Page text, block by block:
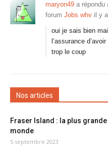
maryon49 a répondu
forum Jobs whv il y
oui je sais bien
l’assurance
trop le coup
Nos articles
Fraser Island : la plus
monde
5 septembre 2023